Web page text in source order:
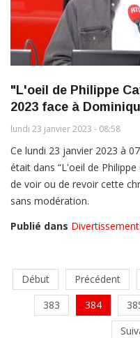
"L'oeil de Philippe
2023 face à
lundi 23 janvier 2023 - 08:58
Ce lundi 23 janvier 2023 à
était dans “L'oeil de
de voir ou de revoir cette
sans modération.
Publié dans
Début Précédent
383
384